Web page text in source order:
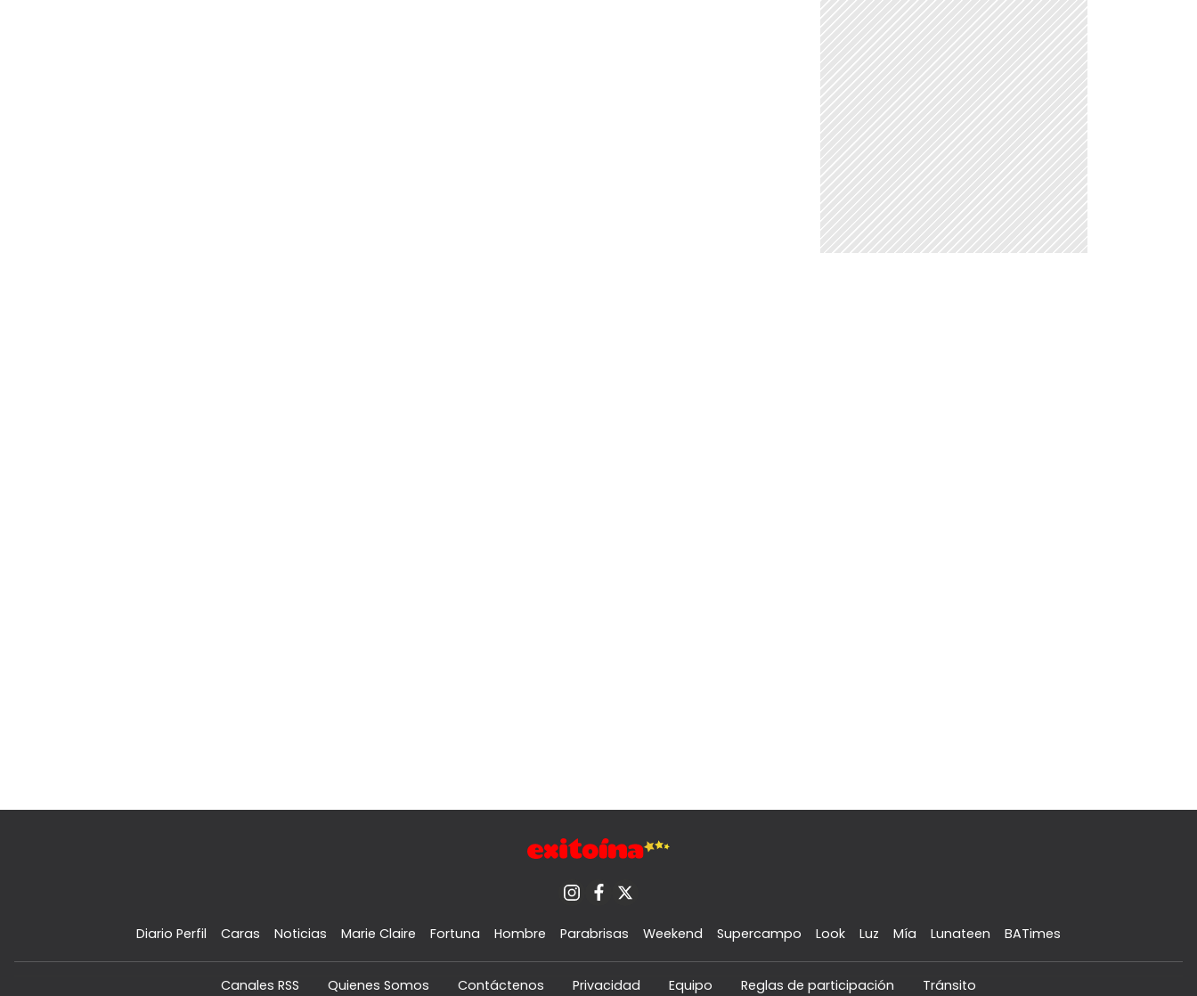
Diario Perfil Caras Noticias Marie Claire Fortuna Hombre Parabrisas Weekend Supercampo Look Luz Mía Lunateen BATimes
Canales RSS Quienes Somos Contáctenos Privacidad Equipo Reglas de participación Tránsito